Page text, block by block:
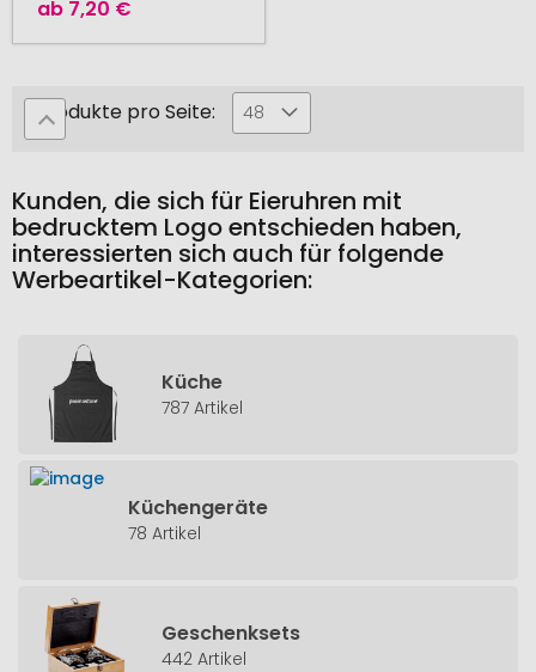
ab 7,20 €
Produkte pro Seite: 48
Kunden, die sich für Eieruhren mit
bedrucktem Logo entschieden haben,
interessierten sich auch für folgende
Werbeartikel-Kategorien:
Küche
787 Artikel
Küchengeräte
78 Artikel
Geschenksets
442 Artikel